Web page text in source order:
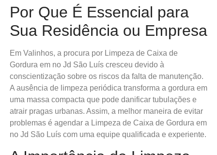
Por Que É Essencial para
Sua Residência ou Empresa
Em Valinhos, a procura por Limpeza de Caixa de
Gordura em no Jd São Luís cresceu devido à
conscientização sobre os riscos da falta de manutenção.
A ausência de limpeza periódica transforma a gordura em
uma massa compacta que pode danificar tubulações e
atrair pragas urbanas. Assim, a melhor maneira de evitar
problemas é agendar a Limpeza de Caixa de Gordura em
no Jd São Luís com uma equipe qualificada e experiente.